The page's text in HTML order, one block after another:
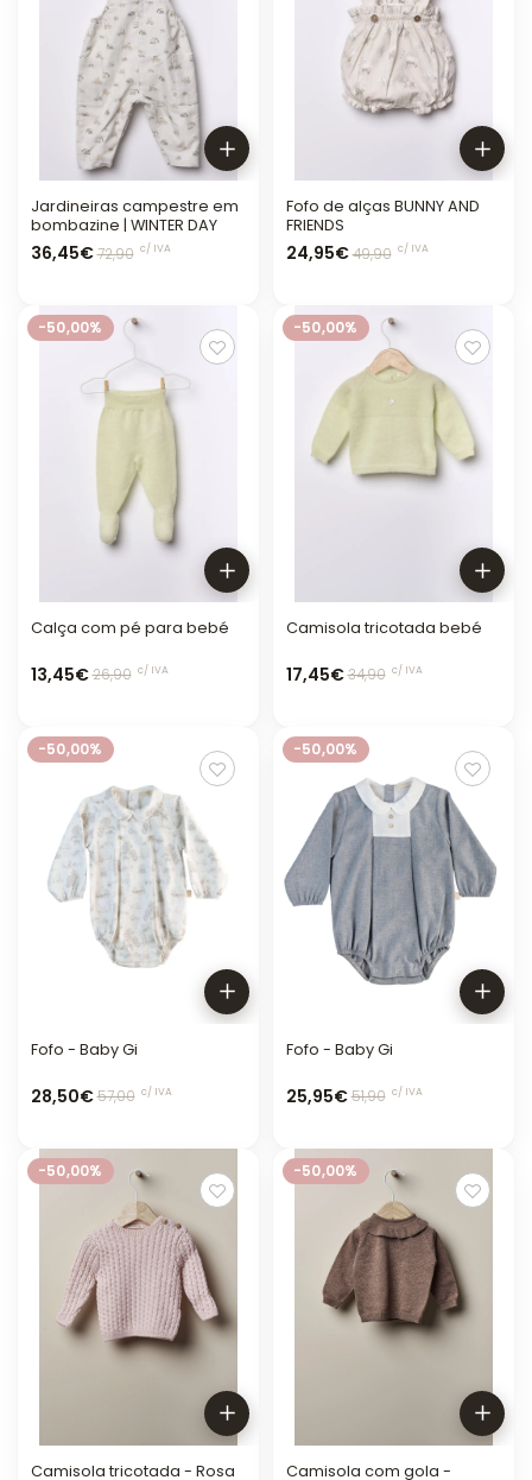
Jardineiras campestre em
bombazine | WINTER DAY
36,45€72,90 c/ IVA
Fofo de alças BUNNY AND
FRIENDS
24,95€49,90 c/ IVA
-50,00%
Calça com pé para bebé
13,45€26,90 c/ IVA
-50,00%
Camisola tricotada bebé
17,45€34,90 c/ IVA
-50,00%
Fofo - Baby Gi
28,50€57,00 c/ IVA
-50,00%
Fofo - Baby Gi
25,95€51,90 c/ IVA
-50,00%
Camisola tricotada - Rosa
-50,00%
Camisola com gola -